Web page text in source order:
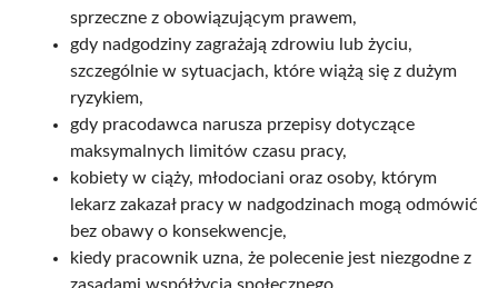
sprzeczne z obowiązującym prawem,
gdy nadgodziny zagrażają zdrowiu lub życiu,
szczególnie w sytuacjach, które wiążą się z dużym
ryzykiem,
gdy pracodawca narusza przepisy dotyczące
maksymalnych limitów czasu pracy,
kobiety w ciąży, młodociani oraz osoby, którym
lekarz zakazał pracy w nadgodzinach mogą odmówić
bez obawy o konsekwencje,
kiedy pracownik uzna, że polecenie jest niezgodne z
zasadami współżycia społecznego.